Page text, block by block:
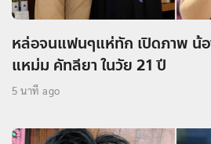
หล่อจนแฟนๆแห่ทัก เปิดภาพ น้
แหม่ม คัทลียา ในวัย 21 ปี
5 นาที ago